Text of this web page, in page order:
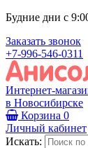
Будние дни с
Заказать звонок
+7-996-546-0311
Интернет-
в Новосибирске
Корзина 0
Личный кабинет
Искать: